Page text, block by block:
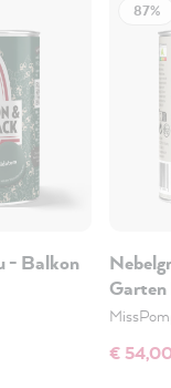
- Balkon
87%
Garten
€